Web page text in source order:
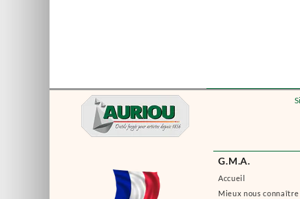
G.M.A.
Accueil
Mieux nous connaître